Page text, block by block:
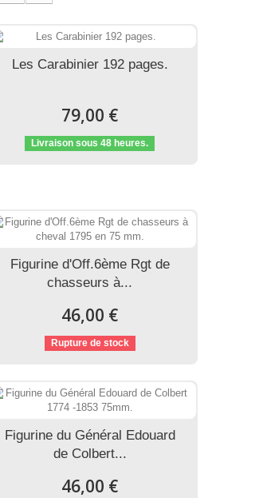
Les Carabinier 192 pages.
79,00 €
Livraison sous 48 heures.
Figurine d'Off.6ème Rgt de
chasseurs à...
46,00 €
Rupture de stock
Figurine du Général Edouard
de Colbert...
46,00 €